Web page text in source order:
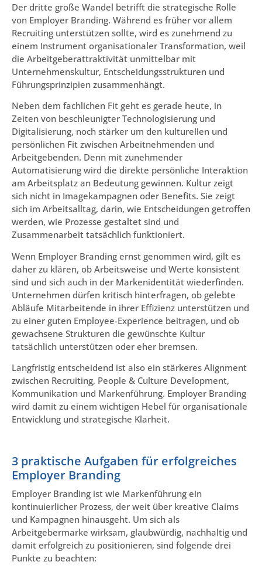
Der dritte große Wandel betrifft die strategische Rolle
von Employer Branding. Während es früher vor allem
Recruiting unterstützen sollte, wird es zunehmend zu
einem Instrument organisationaler Transformation, weil
die Arbeitgeberattraktivität unmittelbar mit
Unternehmenskultur, Entscheidungsstrukturen und
Führungsprinzipien zusammenhängt.
Neben dem fachlichen Fit geht es gerade heute, in
Zeiten von beschleunigter Technologisierung und
Digitalisierung, noch stärker um den kulturellen und
persönlichen Fit zwischen Arbeitnehmenden und
Arbeitgebenden. Denn mit zunehmender
Automatisierung wird die direkte persönliche Interaktion
am Arbeitsplatz an Bedeutung gewinnen. Kultur zeigt
sich nicht in Imagekampagnen oder Benefits. Sie zeigt
sich im Arbeitsalltag, darin, wie Entscheidungen getroffen
werden, wie Prozesse gestaltet sind und
Zusammenarbeit tatsächlich funktioniert.
Wenn Employer Branding ernst genommen wird, gilt es
daher zu klären, ob Arbeitsweise und Werte konsistent
sind und sich auch in der Markenidentität wiederfinden.
Unternehmen dürfen kritisch hinterfragen, ob gelebte
Abläufe Mitarbeitende in ihrer Effizienz unterstützen und
zu einer guten Employee-Experience beitragen, und ob
gewachsene Strukturen die gewünschte Kultur
tatsächlich unterstützen oder eher bremsen.
Langfristig entscheidend ist also ein stärkeres Alignment
zwischen Recruiting, People & Culture Development,
Kommunikation und Markenführung. Employer Branding
wird damit zu einem wichtigen Hebel für organisationale
Entwicklung und strategische Klarheit.
3 praktische Aufgaben für erfolgreiches
Employer Branding
Employer Branding ist wie Markenführung ein
kontinuierlicher Prozess, der weit über kreative Claims
und Kampagnen hinausgeht. Um sich als
Arbeitgebermarke wirksam, glaubwürdig, nachhaltig und
damit erfolgreich zu positionieren, sind folgende drei
Punkte zu beachten: